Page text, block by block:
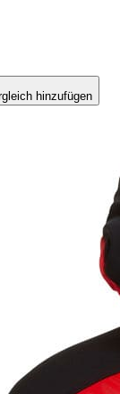
hinzufügen